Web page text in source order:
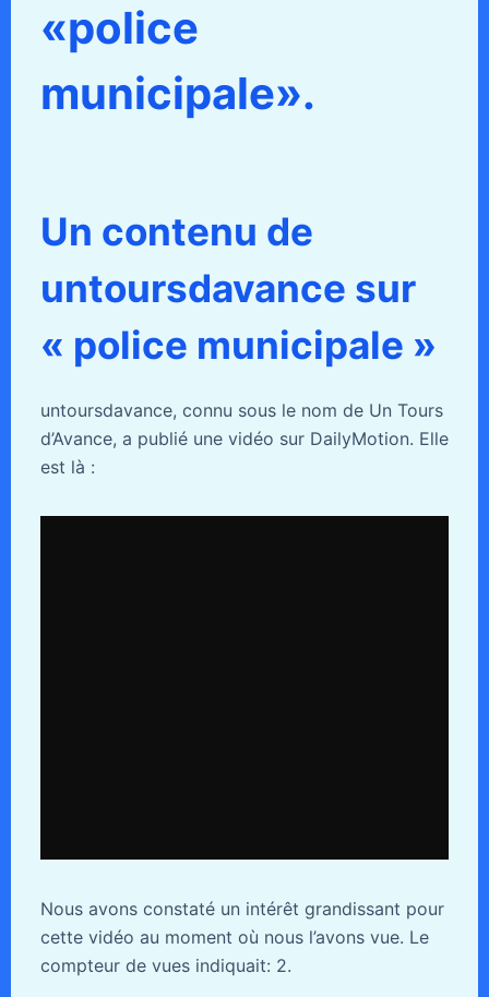
«police
municipale».
Un contenu de
untoursdavance sur
« police municipale »
untoursdavance, connu sous le nom de Un Tours
d’Avance, a publié une vidéo sur DailyMotion. Elle
est là :
Nous avons constaté un intérêt grandissant pour
cette vidéo au moment où nous l’avons vue. Le
compteur de vues indiquait: 2.